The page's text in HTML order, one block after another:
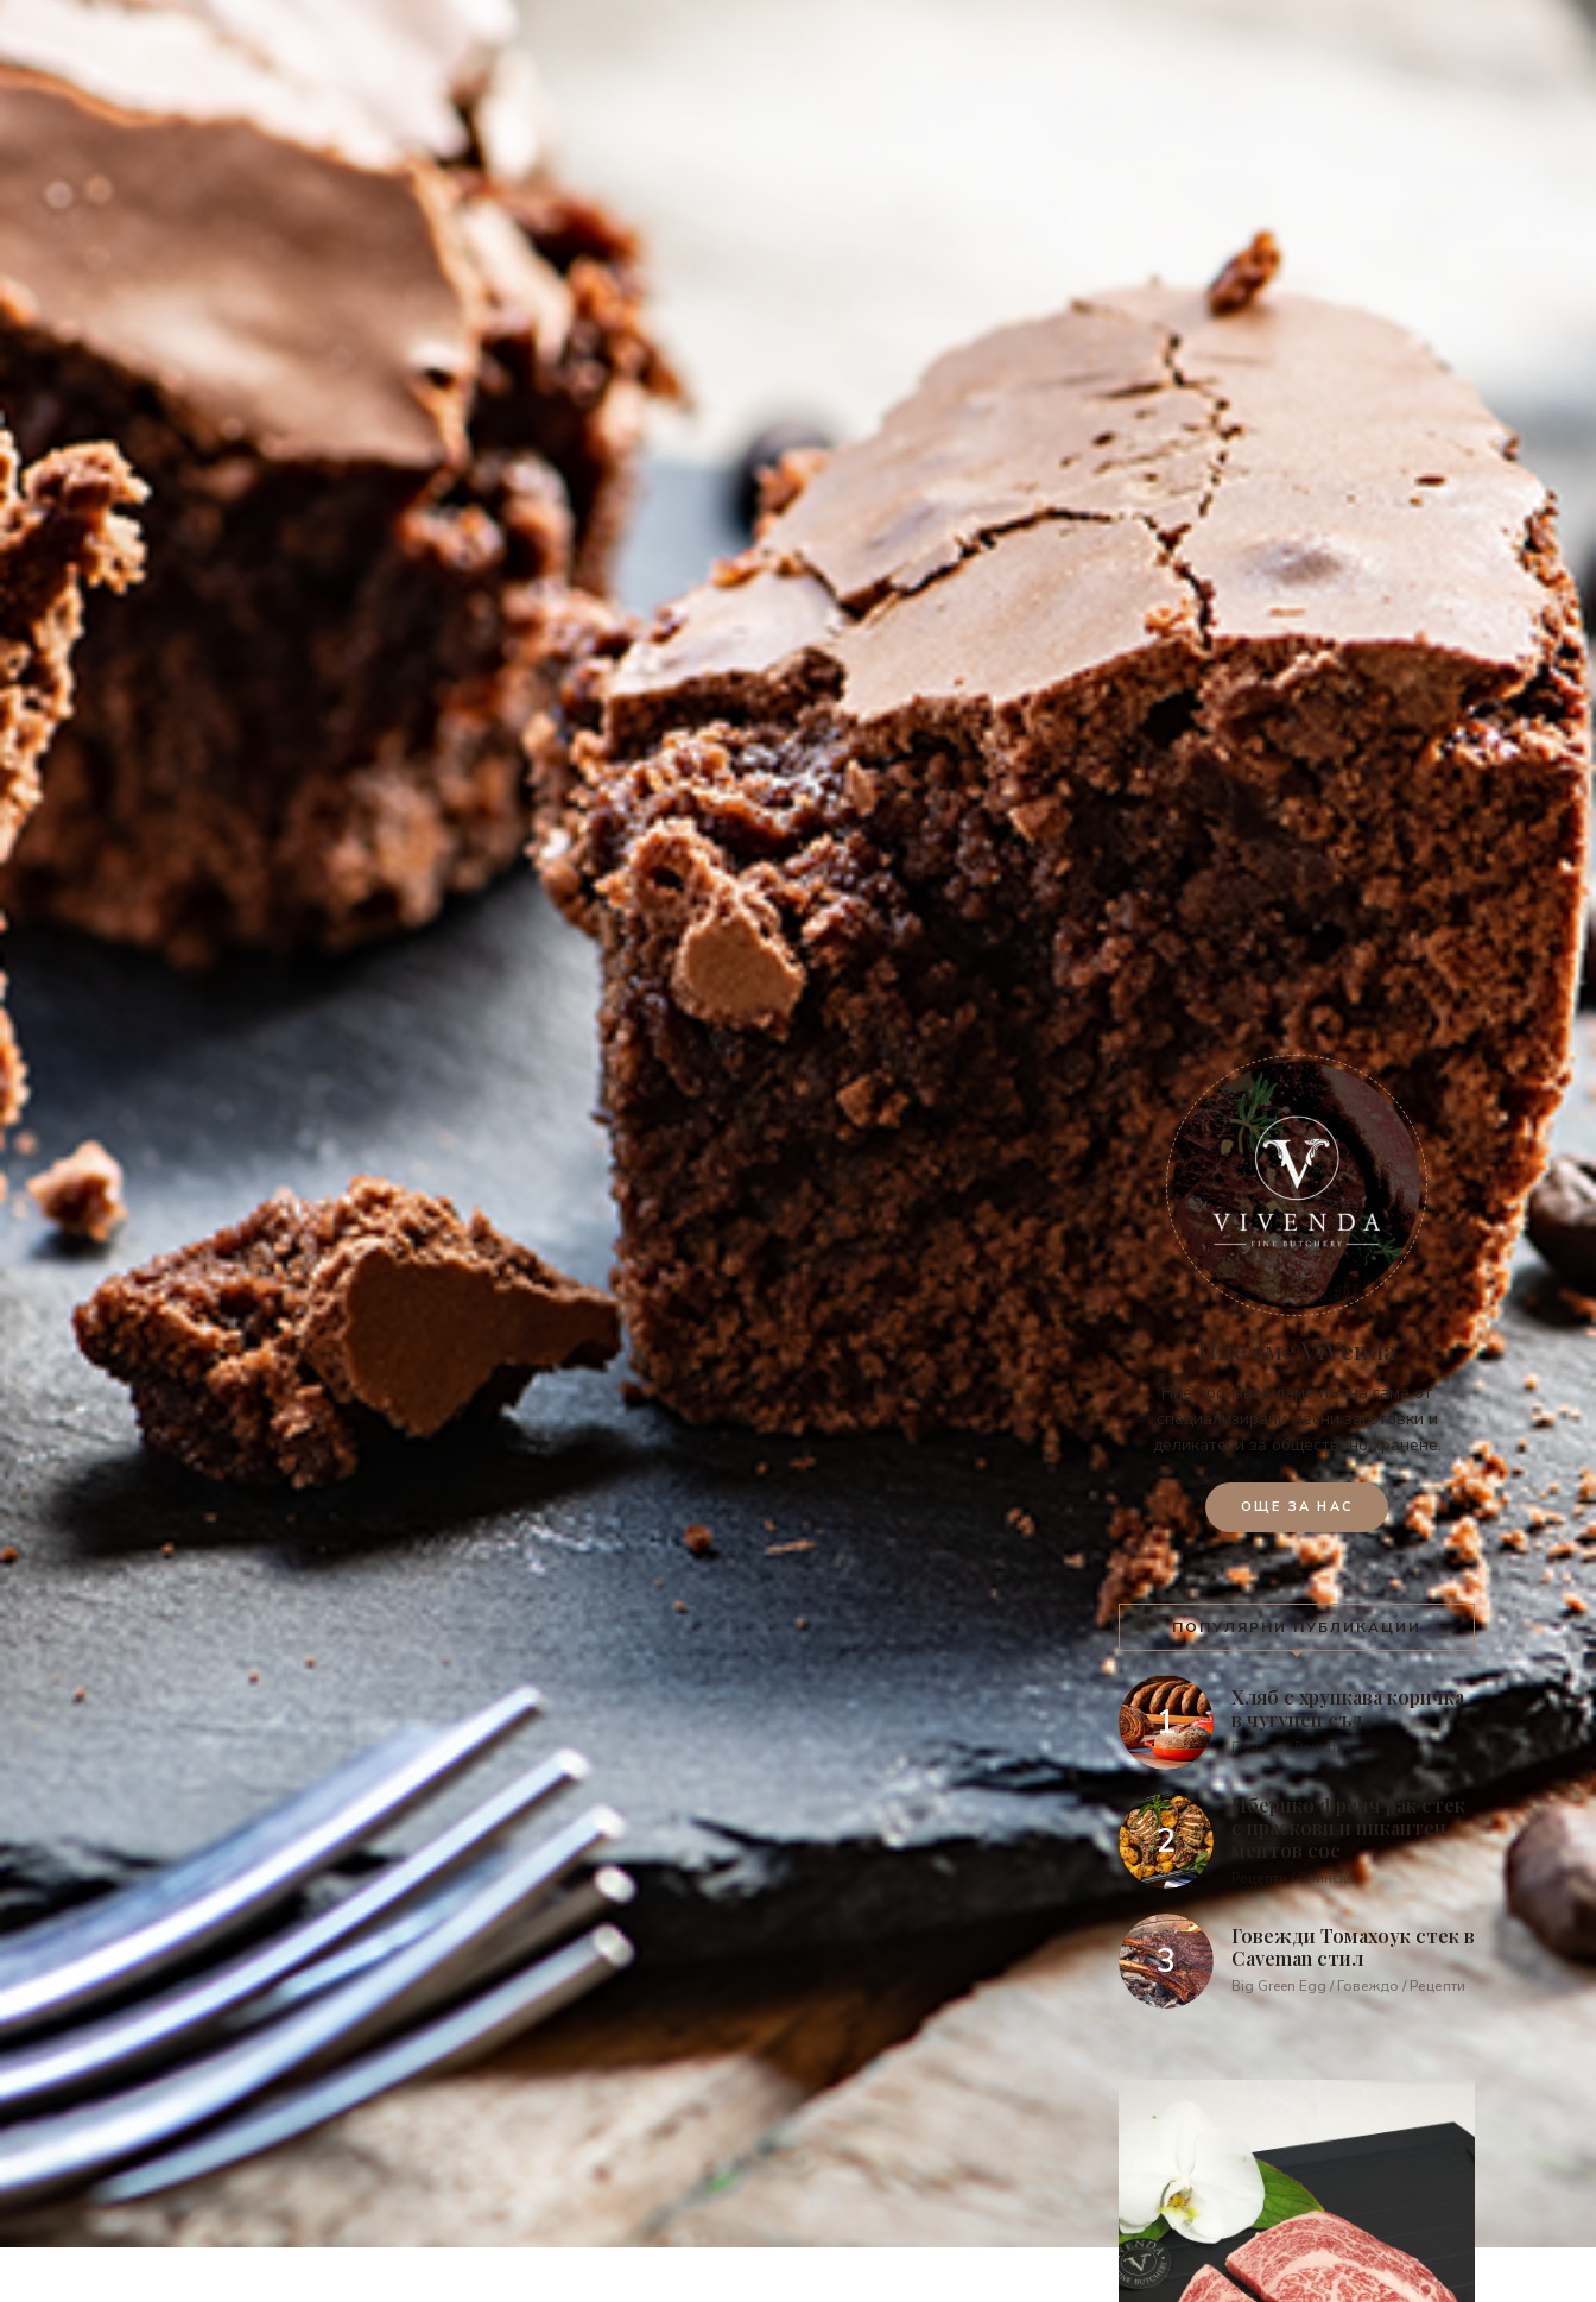
Ние сме ViVenda
Ние произвеждаме пълна гама от
специализирани месни заготовки и
деликатеси за обществено хранене.
ОЩЕ ЗА НАС
ПОПУЛЯРНИ ПУБЛИКАЦИИ
Хляб с хрупкава коричка
в чугунен съд
Печива / Рецепти
Иберико френч рак стек
с праскови и пикантен
ментов сос
Рецепти / Свинско
Говежди Томахоук стек в
Caveman стил
Big Green Egg / Говеждо / Рецепти